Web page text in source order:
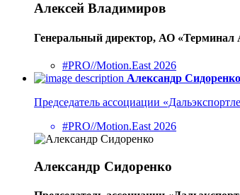
Алексей Владимиров
Генеральный директор, АО «Терминал
#PRO//Motion.East 2026
Александр Сидоренко
Председатель ассоциации
#PRO//Motion.East 2026
Александр Сидоренко